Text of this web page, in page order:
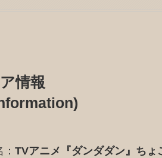
情報
TVアニメ『ダンダダン』ち